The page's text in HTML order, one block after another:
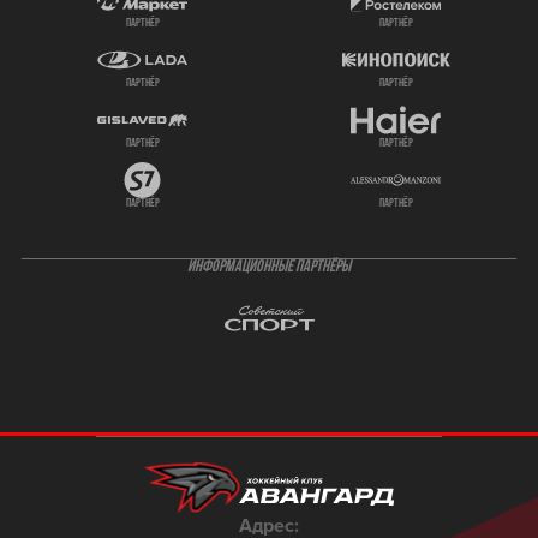
партнёр партнёр
партнёр партнёр
партнёр партнёр
партнёр партнёр
ИНФОРМАЦИОННЫЕ ПАРТНЁРЫ
Адрес: